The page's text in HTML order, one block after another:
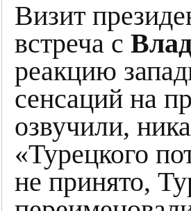
Визит
встреча с
реакцию
сенсаций на
озвучили,
«Турецкого
не принято,